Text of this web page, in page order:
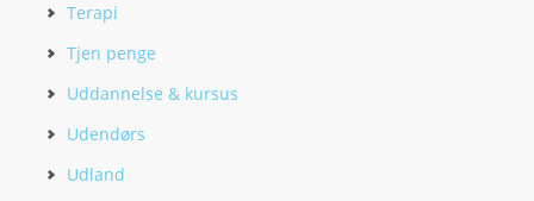
Terapi
Tjen penge
Uddannelse & kursus
Udendørs
Udland